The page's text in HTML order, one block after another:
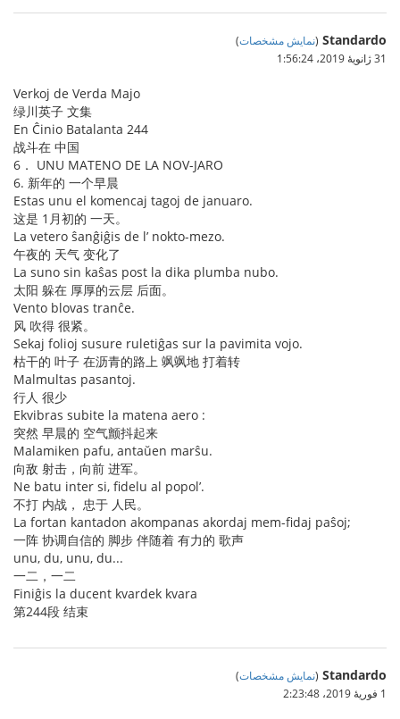
Standardo
(نمایش مشخصات)
31 ژانویهٔ 2019،‏ 1:56:24
Verkoj de Verda Majo
绿川英子 文集
En Ĉinio Batalanta 244
战斗在 中国
6． UNU MATENO DE LA NOV-JARO
6. 新年的 一个早晨
Estas unu el komencaj tagoj de januaro.
这是 1月初的 一天。
La vetero ŝanĝiĝis de l’ nokto-mezo.
午夜的 天气 变化了
La suno sin kaŝas post la dika plumba nubo.
太阳 躲在 厚厚的云层 后面。
Vento blovas tranĉe.
风 吹得 很紧。
Sekaj folioj susure ruletiĝas sur la pavimita vojo.
枯干的 叶子 在沥青的路上 飒飒地 打着转
Malmultas pasantoj.
行人 很少
Ekvibras subite la matena aero :
突然 早晨的 空气颤抖起来
Malamiken pafu, antaŭen marŝu.
向敌 射击，向前 进军。
Ne batu inter si, fidelu al popol’.
不打 内战， 忠于 人民。
La fortan kantadon akompanas akordaj mem-fidaj paŝoj;
一阵 协调自信的 脚步 伴随着 有力的 歌声
unu, du, unu, du...
一二，一二
Finiĝis la ducent kvardek kvara
第244段 结束
Standardo
(نمایش مشخصات)
1 فوریهٔ 2019،‏ 2:23:48